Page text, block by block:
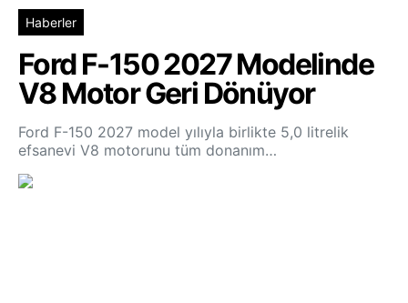
Haberler
Ford F-150 2027 Modelinde
V8 Motor Geri Dönüyor
Ford F-150 2027 model yılıyla birlikte 5,0 litrelik
efsanevi V8 motorunu tüm donanım…